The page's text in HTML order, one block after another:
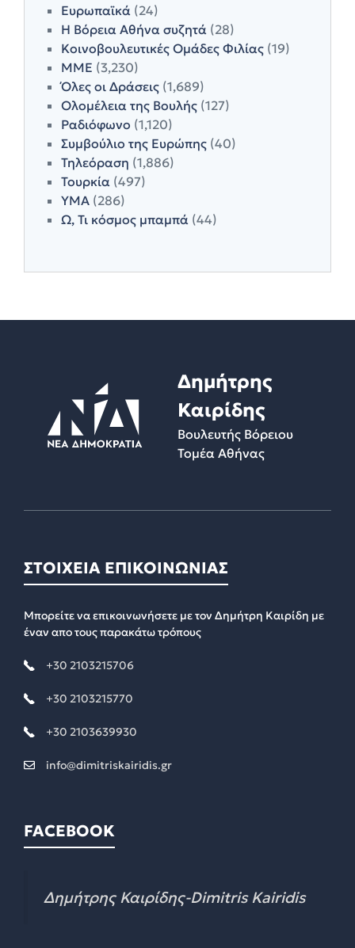
Ευρωπαϊκά (24)
Η Βόρεια Αθήνα συζητά (28)
Κοινοβουλευτικές Ομάδες Φιλίας (19)
ΜΜΕ (3,230)
Όλες οι Δράσεις (1,689)
Ολομέλεια της Βουλής (127)
Ραδιόφωνο (1,120)
Συμβούλιο της Ευρώπης (40)
Τηλεόραση (1,886)
Τουρκία (497)
ΥΜΑ (286)
Ω, Τι κόσμος μπαμπά (44)
Δημήτρης
Καιρίδης
Βουλευτής Βόρειου
Τομέα Αθήνας
ΣΤΟΙΧΕΙΑ ΕΠΙΚΟΙΝΩΝΙΑΣ
Μπορείτε να επικοινωνήσετε με τον Δημήτρη Καιρίδη με
έναν απο τους παρακάτω τρόπους
+30 2103215706
+30 2103215770
+30 2103639930
info@dimitriskairidis.gr
FACEBOOK
Δημήτρης Καιρίδης-Dimitris Kairidis